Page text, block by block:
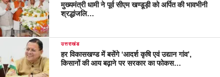
मुख्यमंत्री धामी ने पूर्व सीएम खण्डूड़ी को अर्पित की भावभीनी
श्रद्धांजलि…
उत्तराखंड
हर विकासखण्ड में बसेंगे ‘आदर्श कृषि एवं उद्यान गांव’,
किसानों की आय बढ़ाने पर सरकार का फोकस…